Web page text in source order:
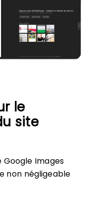
le
site
Google Images
non négligeable